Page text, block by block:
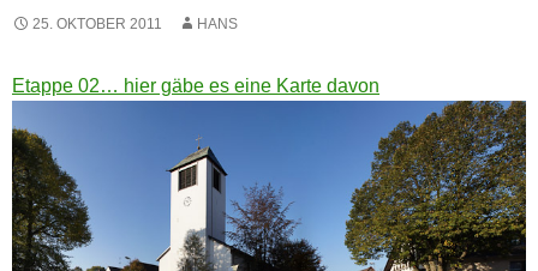
25. OKTOBER 2011 HANS
Etappe 02… hier gäbe es eine Karte davon